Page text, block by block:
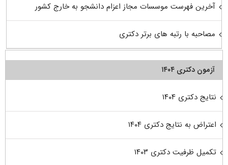
آخرین فهرست موسسات مجاز اعزام دانشجو به خارج کشور
مصاحبه با رتبه های برتر دکتری
آزمون دکتری ۱۴۰۴
نتایج دکتری ۱۴۰۴
اعتراض به نتایج دکتری ۱۴۰۴
تکمیل ظرفیت دکتری ۱۴۰۳